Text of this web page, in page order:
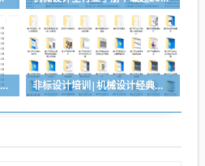
非标机械设计手册+实例详解+非标电柜制作工艺等资料下载 非标设计培训|机械设计经典案例培训视频教程-推荐